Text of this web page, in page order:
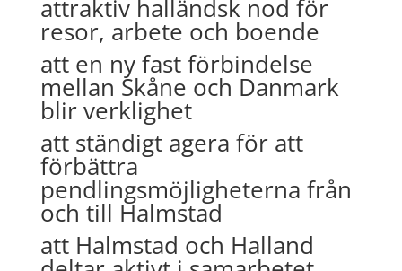
attraktiv halländsk nod för
resor, arbete och boende
att en ny fast förbindelse
mellan Skåne och Danmark
blir verklighet
att ständigt agera för att
förbättra
pendlingsmöjligheterna från
och till Halmstad
att Halmstad och Halland